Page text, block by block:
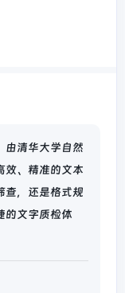
由清华大学自然
效、精准的文本
查，还是格式规
的文字质检体